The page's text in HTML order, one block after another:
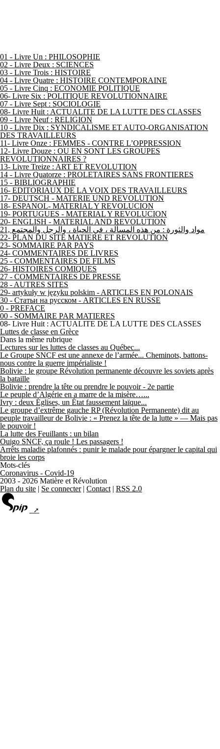
01 - Livre Un : PHILOSOPHIE
02 - Livre Deux : SCIENCES
03 - Livre Trois : HISTOIRE
04 - Livre Quatre : HISTOIRE CONTEMPORAINE
05 - Livre Cinq : ECONOMIE POLITIQUE
06- Livre Six : POLITIQUE REVOLUTIONNAIRE
07 - Livre Sept : SOCIOLOGIE
08- Livre Huit : ACTUALITE DE LA LUTTE DES CLASSES
09 - Livre Neuf : RELIGION
10 - Livre Dix : SYNDICALISME ET AUTO-ORGANISATION
DES TRAVAILLEURS
11- Livre Onze : FEMMES - CONTRE L’OPPRESSION
12- Livre Douze : OU EN SONT LES GROUPES
REVOLUTIONNAIRES ?
13- Livre Treize : ART ET REVOLUTION
14 - Livre Quatorze : PROLETAIRES SANS FRONTIERES
15 - BIBLIOGRAPHIE
16- EDITORIAUX DE LA VOIX DES TRAVAILLEURS
17- DEUTSCH - MATERIE UND REVOLUTION
18- ESPANOL- MATERIAL Y REVOLUCION
19- PORTUGUES - MATERIAL Y REVOLUCION
20- ENGLISH - MATERIAL AND REVOLUTION
21, مواد والثورة : من هذه المسألة ، في الحياة ، والرجل والمجتمع
22- PLAN DU SITE MATIERE ET REVOLUTION
23- SOMMAIRE PAR PAYS
24- COMMENTAIRES DE LIVRES
25 - COMMENTAIRES DE FILMS
26- HISTOIRES COMIQUES
27 - COMMENTAIRES DE PRESSE
28 - AUTRES SITES
29- artykuły w języku polskim - ARTICLES EN POLONAIS
30 - Статьи на русском - ARTICLES EN RUSSE
0 - PREFACE
00 - SOMMAIRE PAR MATIERES
08- Livre Huit : ACTUALITE DE LA LUTTE DES CLASSES
Luttes de classe en Grèce
Dans la même rubrique
Lectures sur les luttes de classes au Québec...
Le Groupe SNCF est une annexe de l’armée... Cheminots, battons-
nous contre la guerre impérialiste !
Bolivie : le groupe Révolution permanente découvre les soviets après
la bataille
Bolivie : prendre la tête ou prendre le pouvoir - 2e partie
Le peuple d’Algérie en a marre de la misère…...
Ivry : deux Églises, un État faussement laïque...
Le groupe d’extrême gauche RP (Révolution Permanente) dit au
peuple travailleur de Bolivie : « Prenez la tête de la lutte » — Mais pas
le pouvoir !
La lutte des Feuillants : un bilan
Ouigo SNCF, ça roule ! Les passagers !
Arrêts maladie plafonnés : punir le malade pour épargner le capital qui
broie les corps
Mots-clés
Coronavirus - Covid-19
2003 - 2026 Matière et Révolution
Plan du site | Se connecter| Contact | RSS 2.0